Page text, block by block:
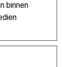
binnen